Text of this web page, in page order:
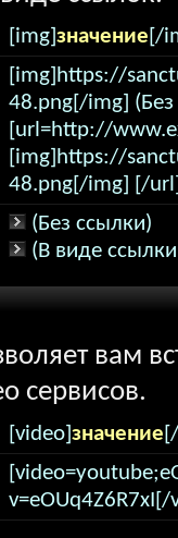
[img]значение[/
[img]https://
48.png[/img] (Без
[url=http://
[img]https://
48.png[/img] [/
(Без ссылки)
(В виде
вам
сервисов.
[video]значение
v=eOUq4Z6R7xI[/